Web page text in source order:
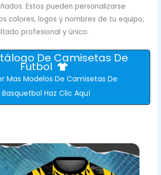
Estos pueden personalizarse
colores, logos y nombres de tu equipo,
profesional y único.
De Camisetas De
Futbol
Mas Modelos De Camisetas De
Basquetbol Haz Clic Aquí